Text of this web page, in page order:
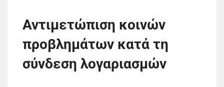
Αντιμετώπιση κοινών
προβλημάτων κατά τη
σύνδεση λογαριασμών